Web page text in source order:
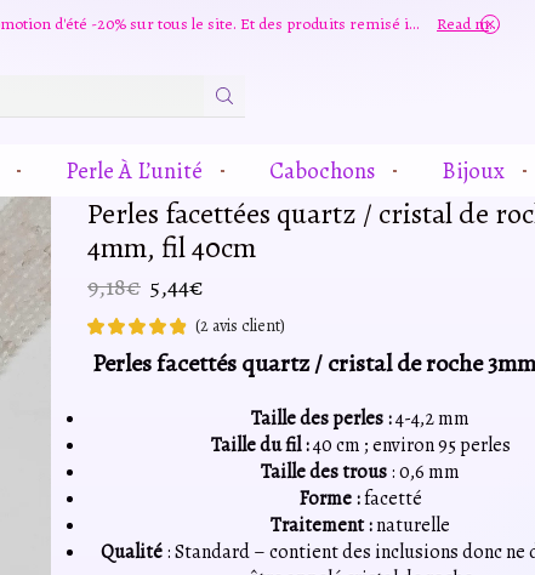
Grande promotion d'été -20% sur tous le site. Et des produits remisé indépendamment Read more
De
Recherche
Perle À L’unité Cabochons Bijoux
Perles facettées quartz / cristal de
4mm, fil 40cm
9,18€ Le
prix
initial
était :
5,44€
prix
actuel
est :
(2 avis client)
Perles facettés quartz / cristal de roche
Taille des perles :4-4,2 mm
Taille du fil :40 cm ; environ 95 perles
Taille des trous: 0,6 mm
Forme :facetté
Traitement :naturelle
Qualité: Standard – contient des inclusions donc ne